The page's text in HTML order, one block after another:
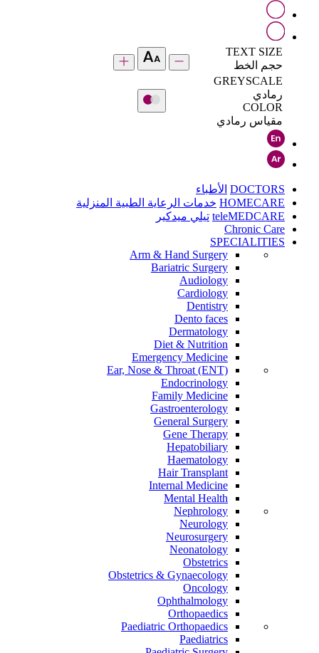
TEXT SIZE
حجم الخط
GREYSCALE
رمادي
COLOR
مقياس رمادي
DOCTORS الأطباء
HOMECARE خدمات الرعاية الطبية المنزلية
teleMEDCARE تيلي ميدكير
Chronic Care
SPECIALITIES
Arm & Hand Surgery
Bariatric Surgery
Audiology
Cardiology
Dentistry
Dento faces
Dermatology
Diet & Nutrition
Emergency Medicine
Ear, Nose & Throat (ENT)
Endocrinology
Family Medicine
Gastroenterology
General Surgery
Gene Therapy
Hepatobiliary
Haematology
Hair Transplant
Internal Medicine
Mental Health
Nephrology
Neurology
Neurosurgery
Neonatology
Obstetrics
Obstetrics & Gynaecology
Oncology
Ophthalmology
Orthopaedics
Paediatric Orthopaedics
Paediatrics